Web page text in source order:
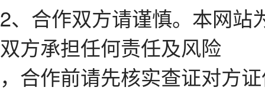
2、合作双方请谨慎。本网站
双方承担任何责任及风险
，合作前请先核实查证对方